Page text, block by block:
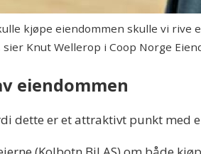
skulle kjøpe eiendommen skulle vi
Knut Wellerop i Coop Norge
eiendommen
dette er et attraktivt punkt